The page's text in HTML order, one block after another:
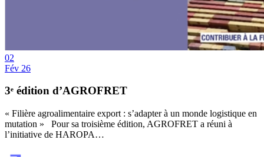
02
Fév 26
3ᵉ édition d’AGROFRET
« Filière agroalimentaire export : s’adapter à un monde logistique en
mutation » Pour sa troisième édition, AGROFRET a réuni à
l’initiative de HAROPA…